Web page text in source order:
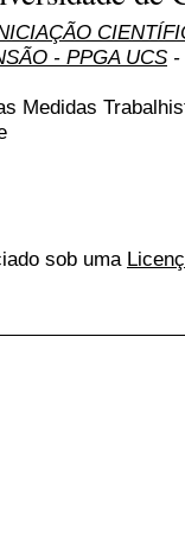
- PPGA UCS -
Medidas
sob uma